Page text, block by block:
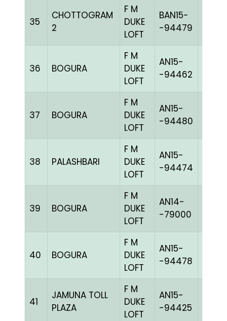
35
CHOTTOGRAM
2
F M
DUKE
LOFT
BAN15-
-94479
36 BOGURA
F M
DUKE
LOFT
AN15-
-94462
37 BOGURA
F M
DUKE
LOFT
AN15-
-94480
38 PALASHBARI
F M
DUKE
LOFT
AN15-
-94474
39 BOGURA
F M
DUKE
LOFT
AN14-
-79000
40 BOGURA
F M
DUKE
LOFT
AN15-
-94478
41
JAMUNA TOLL
PLAZA
F M
DUKE
LOFT
AN15-
-94425